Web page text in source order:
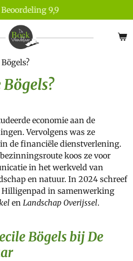
Beoordeling 9,9
economie aan de
Vervolgens was ze
de financiële dienstverlening.
koos ze voor
in het werkveld van
en natuur. In 2024 schreef
Hilligenpad in samenwerking
en Landschap Overijssel.
Bögels bij De